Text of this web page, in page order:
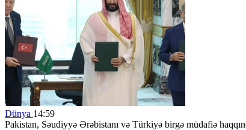
Dünya 14:59
Pakistan, Səudiyyə Ərəbistanı və Türkiyə birgə müdafiə